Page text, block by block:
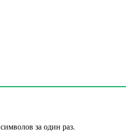
символов за один раз.